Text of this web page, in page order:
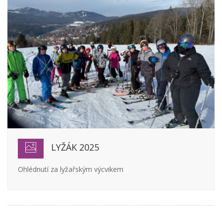
LYŽÁK 2025
Ohlédnutí za lyžařským výcvikem